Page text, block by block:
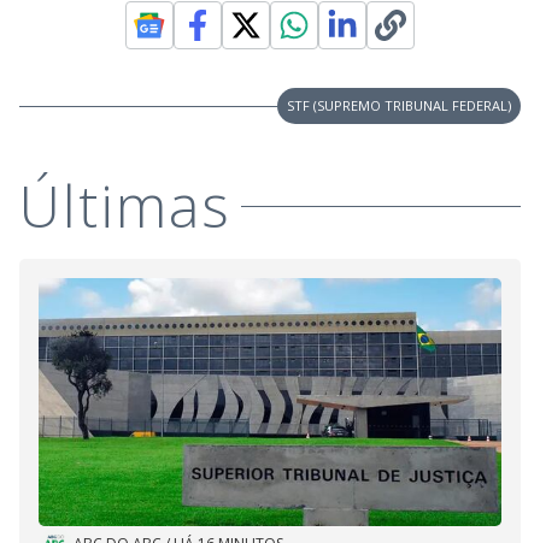
STF (SUPREMO TRIBUNAL FEDERAL)
Últimas